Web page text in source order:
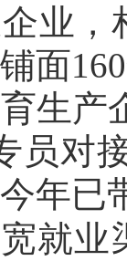
业，
面
生
员对
年已
就业